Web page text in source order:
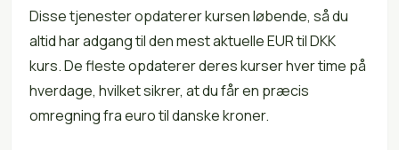
Disse tjenester opdaterer kursen løbende, så du
altid har adgang til den mest aktuelle EUR til DKK
kurs. De fleste opdaterer deres kurser hver time på
hverdage, hvilket sikrer, at du får en præcis
omregning fra euro til danske kroner.